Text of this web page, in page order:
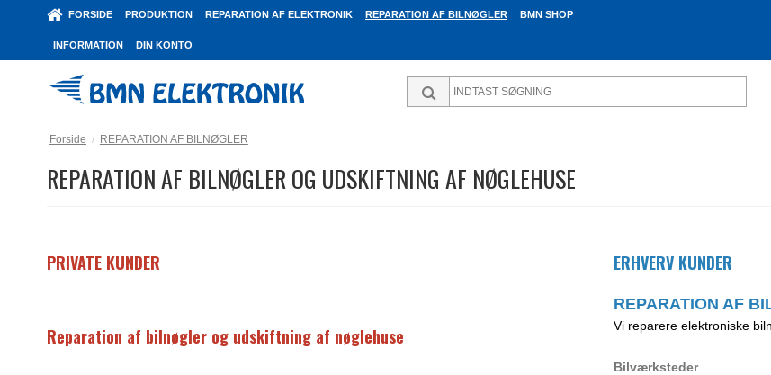
FORSIDE PRODUKTION REPARATION AF ELEKTRONIK REPARATION AF BILNØGLER BMN SHOP
INFORMATION DIN KONTO
Forside / REPARATION AF BILNØGLER
REPARATION AF BILNØGLER OG UDSKIFTNING AF NØGLEHUSE
PRIVATE KUNDER
Reparation af bilnøgler og udskiftning af nøglehuse
ERHVERV KUNDER
REPARATION AF
Vi reparere elektroniske
Bilværksteder